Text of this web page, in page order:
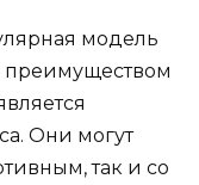
модель
преимуществом
Они могут
так и со